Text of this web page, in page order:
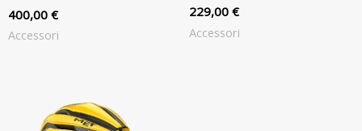
400,00 €
Accessori
229,00 €
Accessori